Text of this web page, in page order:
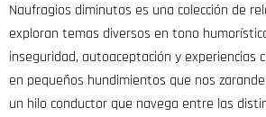
Naufragios diminutos es una colección de
exploran temas diversos en tono
inseguridad, autoaceptación y experiencias
en pequeños hundimientos que nos
un hilo conductor que navega entre las